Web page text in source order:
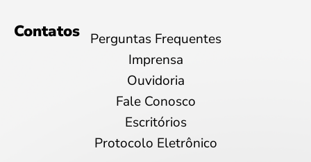
Contatos
Perguntas Frequentes
Imprensa
Ouvidoria
Fale Conosco
Escritórios
Protocolo Eletrônico